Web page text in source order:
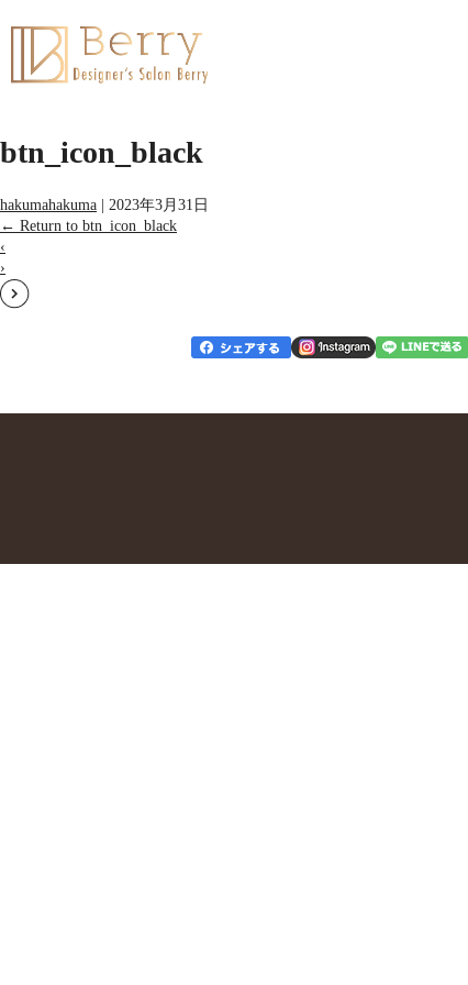
btn_icon_black
hakumahakuma | 2023年3月31日
← Return to btn_icon_black
‹
›